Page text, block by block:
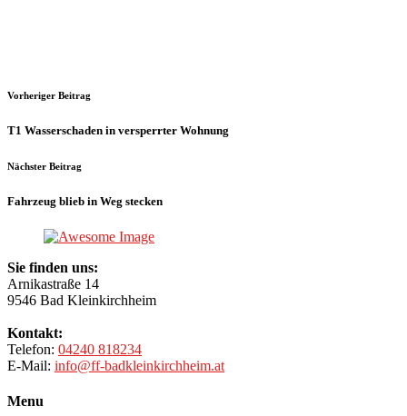
Vorheriger Beitrag
T1 Wasserschaden in versperrter Wohnung
Nächster Beitrag
Fahrzeug blieb in Weg stecken
Sie finden uns:
Arnikastraße 14
9546 Bad Kleinkirchheim
Kontakt:
Telefon: 04240 818234
E-Mail: info@ff-badkleinkirchheim.at
Menu